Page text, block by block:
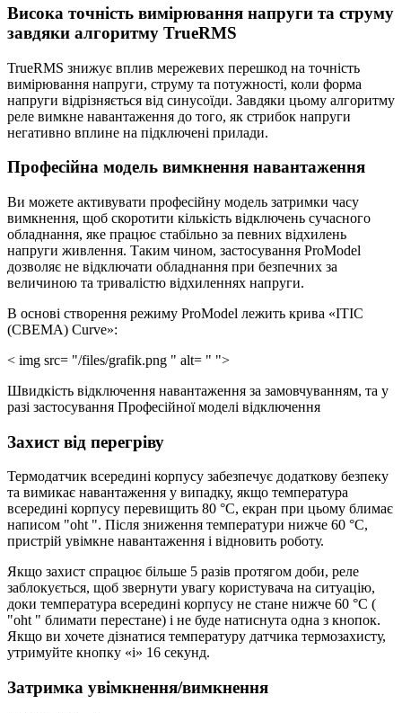
Висока точність вимірювання напруги та струму
завдяки алгоритму TrueRMS
TrueRMS знижує вплив мережевих перешкод на точність
вимірювання напруги, струму та потужності, коли форма
напруги відрізняється від синусоїди. Завдяки цьому алгоритму
реле вимкне навантаження до того, як стрибок напруги
негативно вплине на підключені прилади.
Професійна модель вимкнення навантаження
Ви можете активувати професійну модель затримки часу
вимкнення, щоб скоротити кількість відключень сучасного
обладнання, яке працює стабільно за певних відхилень
напруги живлення. Таким чином, застосування ProModel
дозволяє не відключати обладнання при безпечних за
величиною та тривалістю відхиленнях напруги.
В основі створення режиму ProModel лежить крива «ITIC
(CBEMA) Curve»:
< img src= "/files/grafik.png " alt= " ">
Швидкість відключення навантаження за замовчуванням, та у
разі застосування Професійної моделі відключення
Захист від перегріву
Термодатчик всередині корпусу забезпечує додаткову безпеку
та вимикає навантаження у випадку, якщо температура
всередині корпусу перевищить 80 °С, екран при цьому блимає
написом "oht ". Після зниження температури нижче 60 °С,
пристрій увімкне навантаження і відновить роботу.
Якщо захист спрацює більше 5 разів протягом доби, реле
заблокується, щоб звернути увагу користувача на ситуацію,
доки температура всередині корпусу не стане нижче 60 °С (
"oht " блимати перестане) і не буде натиснута одна з кнопок.
Якщо ви хочете дізнатися температуру датчика термозахисту,
утримуйте кнопку «i» 16 секунд.
Затримка увімкнення/вимкнення